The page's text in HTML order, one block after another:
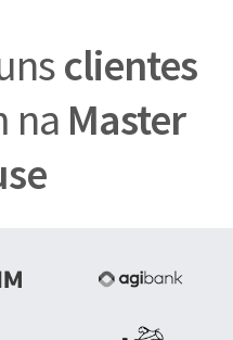
clientes
na Master